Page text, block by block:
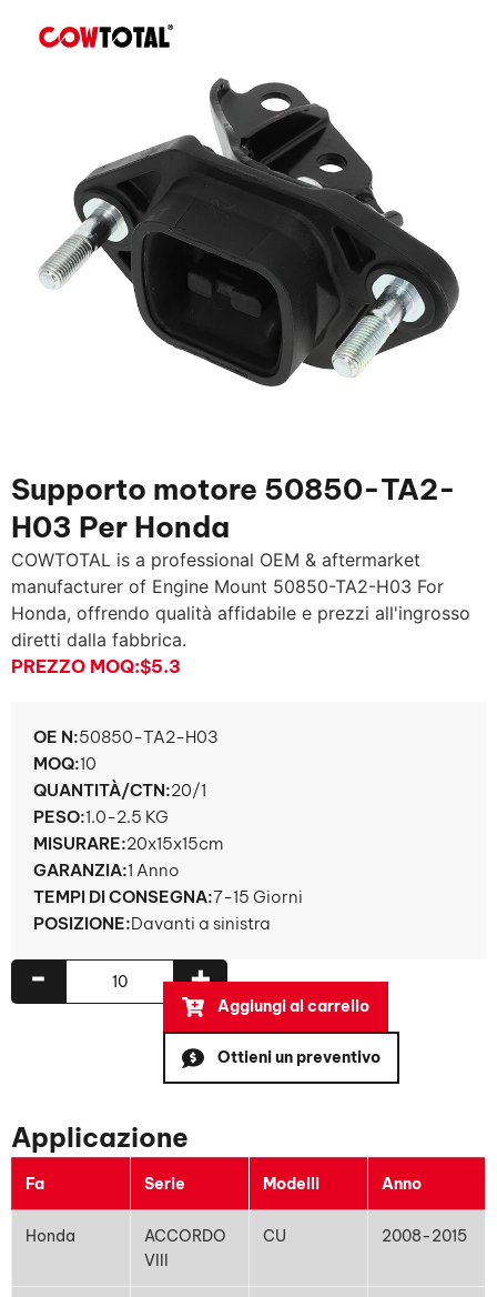
Supporto motore 50850-TA2-
H03 Per Honda
COWTOTAL is a professional OEM & aftermarket
manufacturer of Engine Mount 50850-TA2-H03 For
Honda, offrendo qualità affidabile e prezzi all'ingrosso
diretti dalla fabbrica.
PREZZO MOQ:$5.3
OE N:50850-TA2-H03
MOQ:10
QUANTITÀ/CTN:20/1
PESO:1.0-2.5 KG
MISURARE:20x15x15cm
GARANZIA:1 Anno
TEMPI DI CONSEGNA:7-15 Giorni
POSIZIONE:Davanti a sinistra
+
-
Aggiungi al carrello
Ottieni un preventivo
Applicazione
Fa Serie Modelli Anno
Honda
ACCORDO
VIII
CU 2008-2015